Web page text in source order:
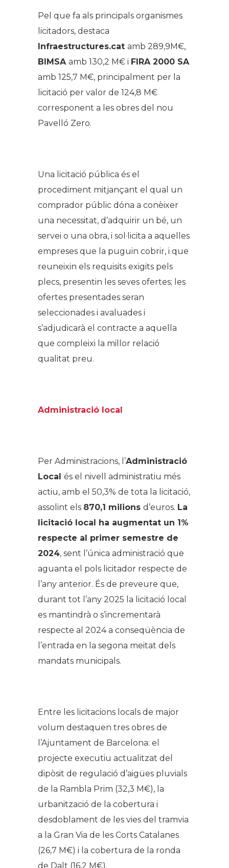
Pel que fa als principals organismes
licitadors, destaca
Infraestructures.cat amb 289,9M€,
BIMSA amb 130,2 M€ i FIRA 2000 SA
amb 125,7 M€, principalment per la
licitació per valor de 124,8 M€
corresponent a les obres del nou
Pavelló Zero.
Una licitació pública és el
procediment mitjançant el qual un
comprador públic dóna a conèixer
una necessitat, d’adquirir un bé, un
servei o una obra, i sol·licita a aquelles
empreses que la puguin cobrir, i que
reuneixin els requisits exigits pels
plecs, presentin les seves ofertes; les
ofertes presentades seran
seleccionades i avaluades i
s’adjudicarà el contracte a aquella
que compleixi la millor relació
qualitat preu.
Administració local
Per Administracions, l’Administració
Local és el nivell administratiu més
actiu, amb el 50,3% de tota la licitació,
assolint els 870,1 milions d’euros. La
licitació local ha augmentat un 1%
respecte al primer semestre de
2024, sent l’única administració que
aguanta el pols licitador respecte de
l’any anterior. És de preveure que,
durant tot l’any 2025 la licitació local
es mantindrà o s’incrementarà
respecte al 2024 a conseqüència de
l’entrada en la segona meitat dels
mandats municipals.
Entre les licitacions locals de major
volum destaquen tres obres de
l’Ajuntament de Barcelona: el
projecte executiu actualitzat del
dipòsit de regulació d’aigües pluvials
de la Rambla Prim (32,3 M€), la
urbanització de la cobertura i
desdoblament de les vies del tramvia
a la Gran Via de les Corts Catalanes
(26,7 M€) i la cobertura de la ronda
de Dalt (16,2 M€).